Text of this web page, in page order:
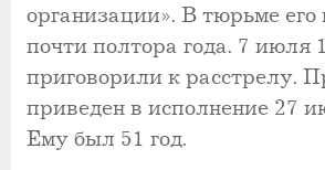
организации». В тюрьме
почти полтора года. 7 июля
приговорили к расстрелу.
приведен в исполнение 27
Ему был 51 год.